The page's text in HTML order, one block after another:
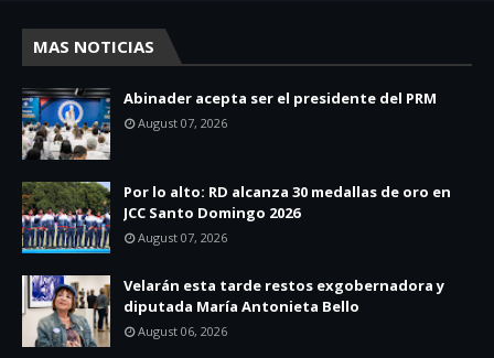
MAS NOTICIAS
Abinader acepta ser el presidente del PRM
August 07, 2026
Por lo alto: RD alcanza 30 medallas de oro en
JCC Santo Domingo 2026
August 07, 2026
Velarán esta tarde restos exgobernadora y
diputada María Antonieta Bello
August 06, 2026